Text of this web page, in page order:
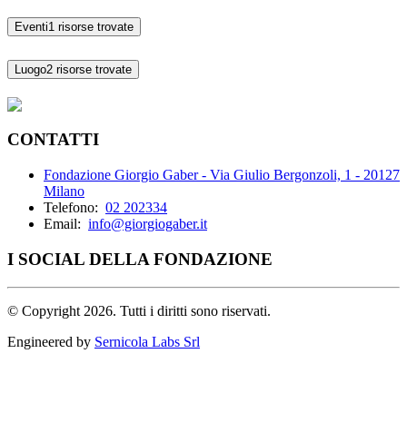
Eventi1 risorse trovate
Luogo2 risorse trovate
CONTATTI
Fondazione Giorgio Gaber - Via Giulio Bergonzoli, 1 - 20127
Milano
Telefono: 02 202334
Email: info@giorgiogaber.it
I SOCIAL DELLA FONDAZIONE
© Copyright 2026. Tutti i diritti sono riservati.
Engineered by Sernicola Labs Srl